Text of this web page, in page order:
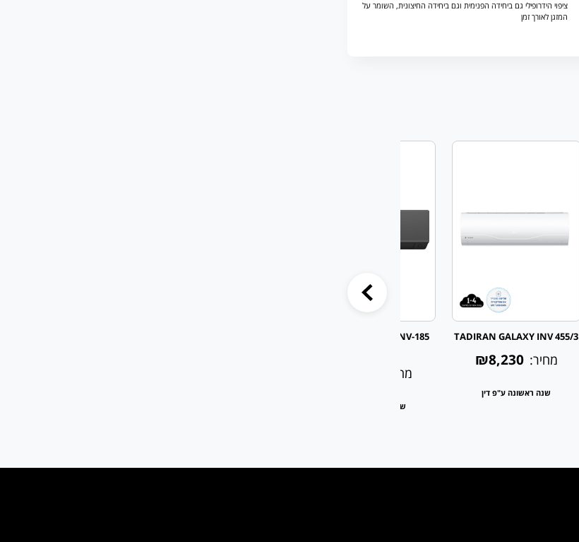
ציפוי הידרופילי גם ביחידה הפנימית וגם ביחידה החיצונית, השומר על
המזגן לאורך זמן
TADIRAN GALAXY INV 455/3
מחיר: ₪8,230
שנה ראשונה ע"פ דין
TADIRAN GALAXY INV-185
מחיר:
שנה ראשונה ע"פ דין